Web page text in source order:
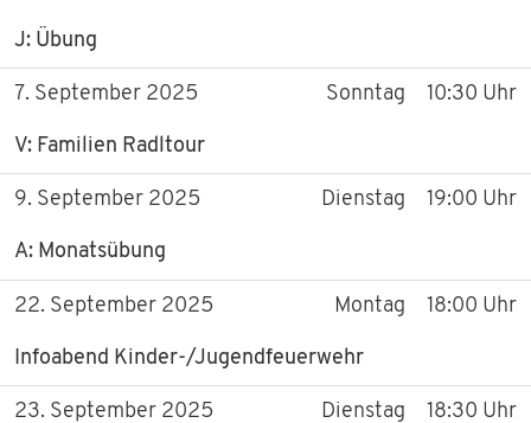
J: Übung
7. September 2025
V: Familien Radltour
Sonntag 10:30 Uhr
9. September 2025
A: Monatsübung
Dienstag 19:00 Uhr
22. September 2025
Infoabend Kinder-/Jugendfeuerwehr
Montag 18:00 Uhr
23. September 2025 Dienstag 18:30 Uhr